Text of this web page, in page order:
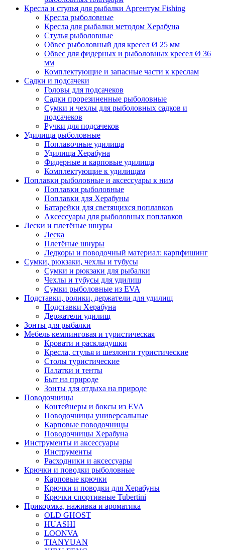
Кресла и стулья для рыбалки Аргентум Fishing
Кресла рыболовные
Кресла для рыбалки методом Херабуна
Стулья рыболовные
Обвес рыболовный для кресел Ø 25 мм
Обвес для фидерных и рыболовных кресел Ø 36
мм
Комплектующие и запасные части к креслам
Садки и подсачеки
Головы для подсачеков
Садки прорезиненные рыболовные
Сумки и чехлы для рыболовных садков и
подсачеков
Ручки для подсачеков
Удилища рыболовные
Поплавочные удилища
Удилища Херабуна
Фидерные и карповые удилища
Комплектующие к удилищам
Поплавки рыболовные и аксессуары к ним
Поплавки рыболовные
Поплавки для Херабуны
Батарейки для светящихся поплавков
Аксессуары для рыболовных поплавков
Лески и плетёные шнуры
Леска
Плетёные шнуры
Ледкоры и поводочный материал: карпфишинг
Сумки, рюкзаки, чехлы и тубусы
Сумки и рюкзаки для рыбалки
Чехлы и тубусы для удилищ
Сумки рыболовные из EVA
Подставки, ролики, держатели для удилищ
Подставки Херабуна
Держатели удилищ
Зонты для рыбалки
Мебель кемпинговая и туристическая
Кровати и раскладушки
Кресла, стулья и шезлонги туристические
Столы туристические
Палатки и тенты
Быт на природе
Зонты для отдыха на природе
Поводочницы
Контейнеры и боксы из EVA
Поводочницы универсальные
Карповые поводочницы
Поводочницы Херабуна
Инструменты и аксессуары
Инструменты
Расходники и аксессуары
Крючки и поводки рыболовные
Карповые крючки
Крючки и поводки для Херабуны
Крючки спортивные Tubertini
Прикормка, наживка и ароматика
OLD GHOST
HUASHI
LOONVA
TIANYUAN